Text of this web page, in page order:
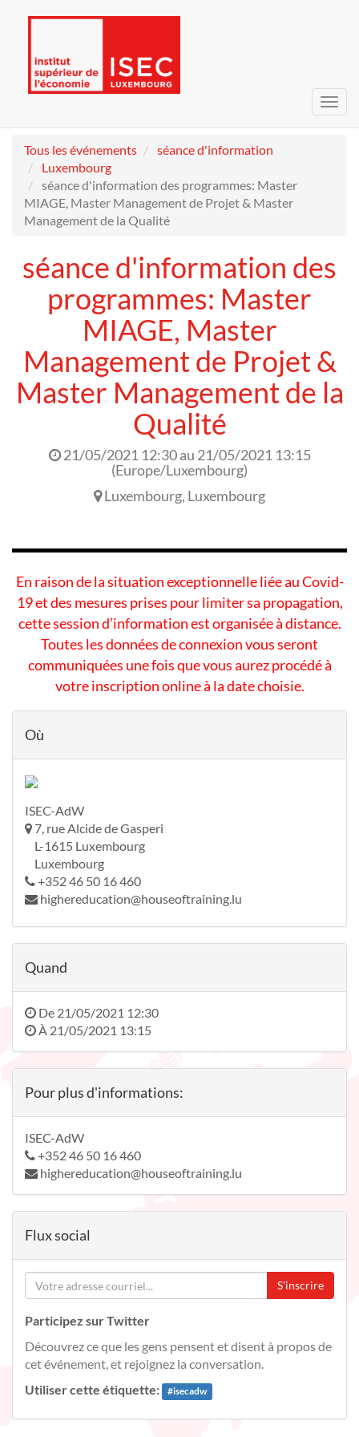
Tous les événements
séance d'information
Luxembourg
séance d'information des programmes: Master
MIAGE, Master Management de Projet & Master
Management de la Qualité
séance d'information des
programmes: Master
MIAGE, Master
Management de Projet &
Master Management de la
Qualité
21/05/2021 12:30au 21/05/2021 13:15
(Europe/Luxembourg)
Luxembourg, Luxembourg
En raison de la situation exceptionnelle liée au Covid-
19 et des mesures prises pour limiter sa propagation,
cette session d’information est organisée à distance.
Toutes les données de connexion vous seront
communiquées une fois que vous aurez procédé à
votre inscription online à la date choisie.
Où
ISEC-AdW
7, rue Alcide de Gasperi
L-1615 Luxembourg
Luxembourg
+352 46 50 16 460
highereducation@houseoftraining.lu
Quand
De 21/05/2021 12:30
À 21/05/2021 13:15
Pour plus d'informations:
ISEC-AdW
+352 46 50 16 460
highereducation@houseoftraining.lu
Flux social
S'inscrire
Participez sur Twitter
Découvrez ce que les gens pensent et disent à propos de
cet événement, et rejoignez la conversation.
Utiliser cette étiquette:
#isecadw